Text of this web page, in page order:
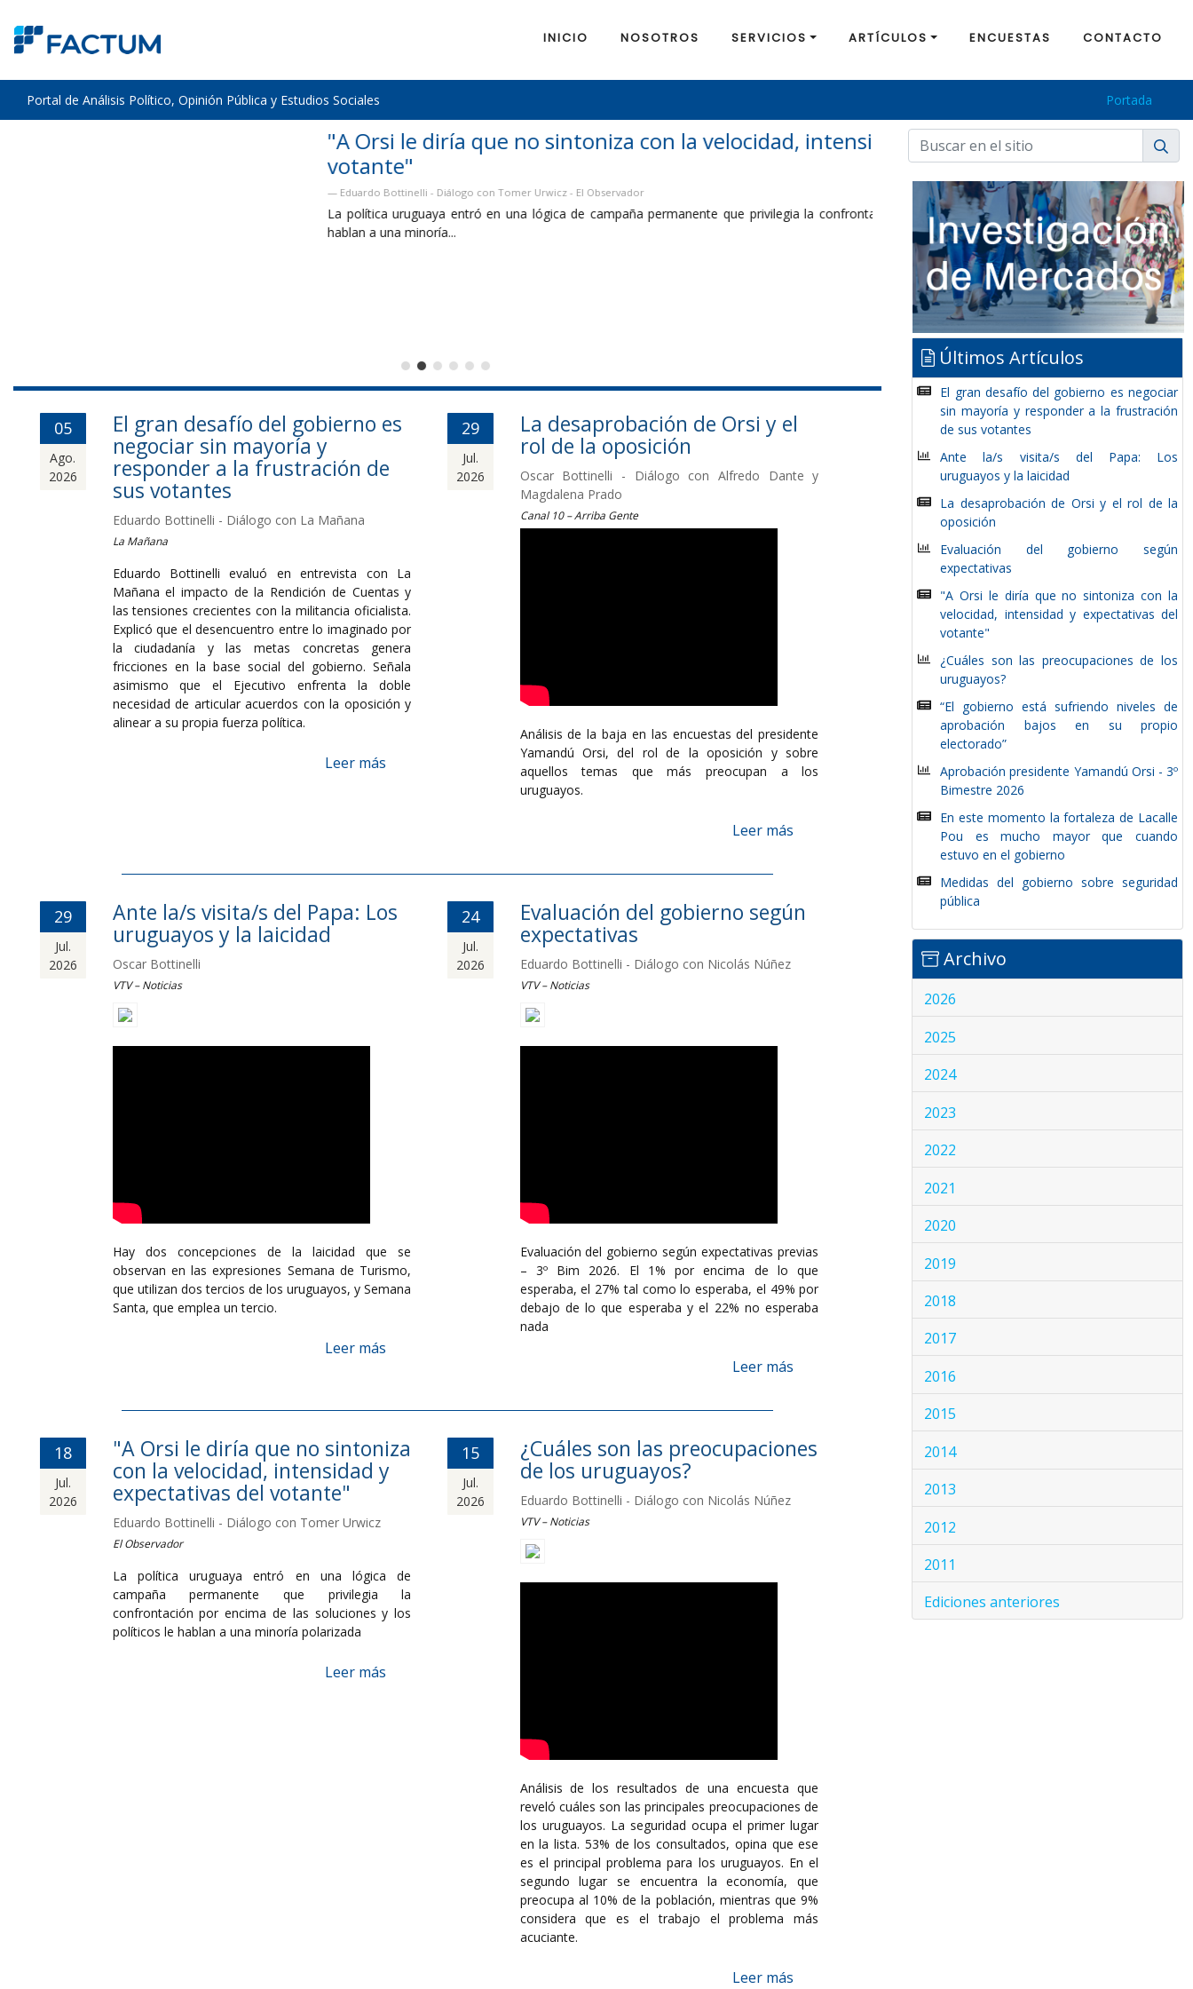
INICIO NOSOTROS SERVICIOS ARTÍCULOS ENCUESTAS CONTACTO
Portal de Análisis Político, Opinión Pública y Estudios Sociales Portada
"A Orsi le diría que no sintoniza con la velocidad, intensidad y expectativas del
Eduardo Bottinelli - Diálogo con Tomer Urwicz - El Observador
La política uruguaya entró en una lógica de campaña permanente que privilegia la confrontación por encima de las soluciones y los políticos le
05
Ago.
2026
El gran desafío del gobierno es
negociar sin mayoría y
responder a la frustración de
sus votantes
Eduardo Bottinelli - Diálogo con La Mañana
La Mañana
Eduardo Bottinelli evaluó en entrevista con La
Mañana el impacto de la Rendición de Cuentas y
las tensiones crecientes con la militancia oficialista.
Explicó que el desencuentro entre lo imaginado por
la ciudadanía y las metas concretas genera
fricciones en la base social del gobierno. Señala
asimismo que el Ejecutivo enfrenta la doble
necesidad de articular acuerdos con la oposición y
alinear a su propia fuerza política.
Leer más
29
Jul.
2026
La desaprobación de Orsi y el
rol de la oposición
Oscar Bottinelli - Diálogo con Alfredo Dante y
Magdalena Prado
Canal 10 – Arriba Gente
Análisis de la baja en las encuestas del presidente
Yamandú Orsi, del rol de la oposición y sobre
aquellos temas que más preocupan a los
uruguayos.
Leer más
29
Jul.
2026
Ante la/s visita/s del Papa: Los
uruguayos y la laicidad
Oscar Bottinelli
VTV – Noticias
Hay dos concepciones de la laicidad que se
observan en las expresiones Semana de Turismo,
que utilizan dos tercios de los uruguayos, y Semana
Santa, que emplea un tercio.
Leer más
24
Jul.
2026
Evaluación del gobierno según
expectativas
Eduardo Bottinelli - Diálogo con Nicolás Núñez
VTV – Noticias
Evaluación del gobierno según expectativas previas
– 3º Bim 2026. El 1% por encima de lo que
esperaba, el 27% tal como lo esperaba, el 49% por
debajo de lo que esperaba y el 22% no esperaba
nada
Leer más
18
Jul.
2026
"A Orsi le diría que no sintoniza
con la velocidad, intensidad y
expectativas del votante"
Eduardo Bottinelli - Diálogo con Tomer Urwicz
El Observador
La política uruguaya entró en una lógica de
campaña permanente que privilegia la
confrontación por encima de las soluciones y los
políticos le hablan a una minoría polarizada
Leer más
15
Jul.
2026
¿Cuáles son las preocupaciones
de los uruguayos?
Eduardo Bottinelli - Diálogo con Nicolás Núñez
VTV – Noticias
Análisis de los resultados de una encuesta que
reveló cuáles son las principales preocupaciones de
los uruguayos. La seguridad ocupa el primer lugar
en la lista. 53% de los consultados, opina que ese
es el principal problema para los uruguayos. En el
segundo lugar se encuentra la economía, que
preocupa al 10% de la población, mientras que 9%
considera que es el trabajo el problema más
acuciante.
Leer más
Últimos Artículos
El gran desafío del gobierno es negociar
sin mayoría y responder a la frustración
de sus votantes
Ante la/s visita/s del Papa: Los
uruguayos y la laicidad
La desaprobación de Orsi y el rol de la
oposición
Evaluación del gobierno según
expectativas
"A Orsi le diría que no sintoniza con la
velocidad, intensidad y expectativas del
votante"
¿Cuáles son las preocupaciones de los
uruguayos?
“El gobierno está sufriendo niveles de
aprobación bajos en su propio
electorado”
Aprobación presidente Yamandú Orsi - 3º
Bimestre 2026
En este momento la fortaleza de Lacalle
Pou es mucho mayor que cuando
estuvo en el gobierno
Medidas del gobierno sobre seguridad
pública
Archivo
2026
2025
2024
2023
2022
2021
2020
2019
2018
2017
2016
2015
2014
2013
2012
2011
Ediciones anteriores